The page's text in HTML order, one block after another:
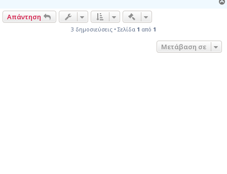
η
Απάντηση Γρήγορα εργαλεία
3 δημοσιεύσεις • Σελίδα 1 από 1
Μετάβαση σε